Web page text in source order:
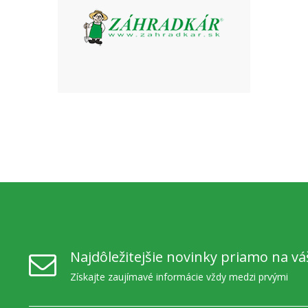
Najdôležitejšie novinky priamo na
Získajte zaujímavé informácie vždy medzi prvými